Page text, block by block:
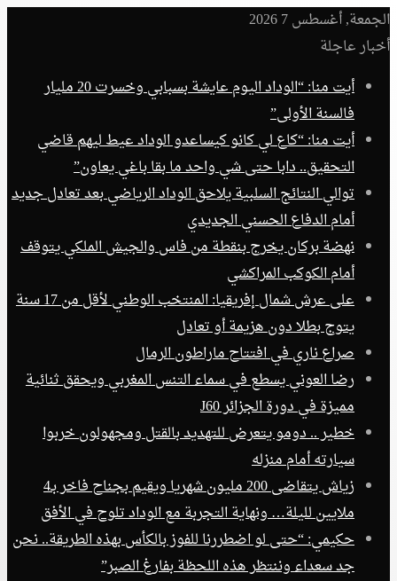
الجمعة, أغسطس 7 2026
أخبار عاجلة
أيت منا: “الوداد اليوم عايشة بسبابي وخسرت 20 مليار
فالسنة الأولى”
أيت منا: “كاع لي كانو كيساعدو الوداد عيط ليهم قاضي
التحقيق.. دابا حتى شي واحد ما بقا باغي يعاون”
توالي النتائج السلبية يلاحق الوداد الرياضي بعد تعادل جديد
أمام الدفاع الحسني الجديدي
نهضة بركان يخرج بنقطة من فاس والجيش الملكي يتوقف
أمام الكوكب المراكشي
على عرش شمال إفريقيا: المنتخب الوطني لأقل من 17 سنة
يتوج بطلا دون هزيمة أو تعادل
صراع ناري في افتتاح ماراطون الرمال
رضا العوني يسطع في سماء التنس المغربي ويحقق ثنائية
مميزة في دورة الجزائر J60
خطير .. دومو يتعرض للتهديد بالقتل ومجهولون خربوا
سيارته أمام منزله
زياش يتقاضى 200 مليون شهريا ويقيم بجناح فاخر بـ4
ملايين لليلة… ونهاية التجربة مع الوداد تلوح في الأفق
حكيمي: “حتى لو اضطررنا للفوز بالكأس بهذه الطريقة.. نحن
جد سعداء وننتظر هذه اللحظة بفارغ الصبر”